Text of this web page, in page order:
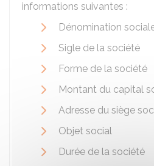
informations suivantes :
Dénomination
Sigle de la société
Forme de la société
Montant du capital
Adresse du siège
Objet social
Durée de la société